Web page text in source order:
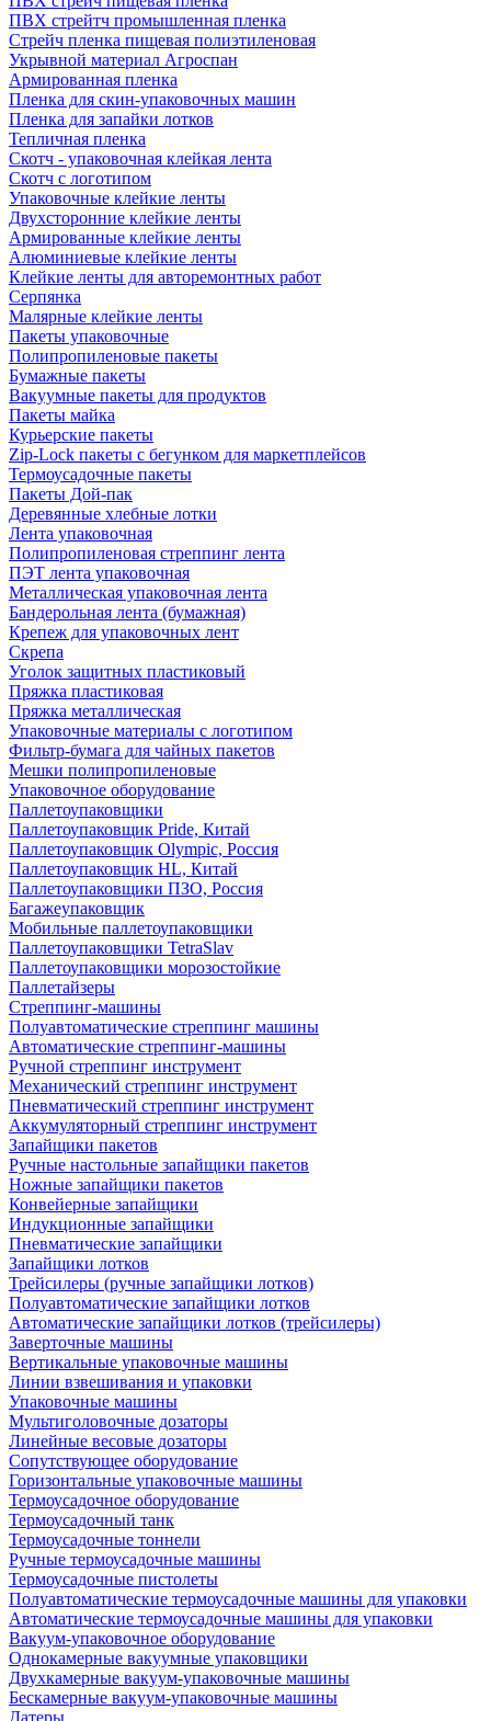
ПВХ стрейтч промышленная пленка
Стрейч пленка пищевая полиэтиленовая
Укрывной материал Агроспан
Армированная пленка
Пленка для скин-упаковочных машин
Пленка для запайки лотков
Тепличная пленка
Скотч - упаковочная клейкая лента
Скотч с логотипом
Упаковочные клейкие ленты
Двухсторонние клейкие ленты
Армированные клейкие ленты
Алюминиевые клейкие ленты
Клейкие ленты для авторемонтных работ
Серпянка
Малярные клейкие ленты
Пакеты упаковочные
Полипропиленовые пакеты
Бумажные пакеты
Вакуумные пакеты для продуктов
Пакеты майка
Курьерские пакеты
Zip-Lock пакеты с бегунком для маркетплейсов
Термоусадочные пакеты
Пакеты Дой-пак
Деревянные хлебные лотки
Лента упаковочная
Полипропиленовая стреппинг лента
ПЭТ лента упаковочная
Металлическая упаковочная лента
Бандерольная лента (бумажная)
Крепеж для упаковочных лент
Скрепа
Уголок защитных пластиковый
Пряжка пластиковая
Пряжка металлическая
Упаковочные материалы с логотипом
Фильтр-бумага для чайных пакетов
Мешки полипропиленовые
Упаковочное оборудование
Паллетоупаковщики
Паллетоупаковщик Pride, Китай
Паллетоупаковщик Olympic, Россия
Паллетоупаковщик HL, Китай
Паллетоупаковщики ПЗО, Россия
Багажеупаковщик
Мобильные паллетоупаковщики
Паллетоупаковщики TetraSlav
Паллетоупаковщики морозостойкие
Паллетайзеры
Стреппинг-машины
Полуавтоматические стреппинг машины
Автоматические стреппинг-машины
Ручной стреппинг инструмент
Механический стреппинг инструмент
Пневматический стреппинг инструмент
Аккумуляторный стреппинг инструмент
Запайщики пакетов
Ручные настольные запайщики пакетов
Ножные запайщики пакетов
Конвейерные запайщики
Индукционные запайщики
Пневматические запайщики
Запайщики лотков
Трейсилеры (ручные запайщики лотков)
Полуавтоматические запайщики лотков
Автоматические запайщики лотков (трейсилеры)
Заверточные машины
Вертикальные упаковочные машины
Линии взвешивания и упаковки
Упаковочные машины
Мультиголовочные дозаторы
Линейные весовые дозаторы
Сопутствующее оборудование
Горизонтальные упаковочные машины
Термоусадочное оборудование
Термоусадочный танк
Термоусадочные тоннели
Ручные термоусадочные машины
Термоусадочные пистолеты
Полуавтоматические термоусадочные машины для упаковки
Автоматические термоусадочные машины для упаковки
Вакуум-упаковочное оборудование
Однокамерные вакуумные упаковщики
Двухкамерные вакуум-упаковочные машины
Бескамерные вакуум-упаковочные машины
Датеры